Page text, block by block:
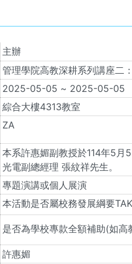
主辦
管理學院高教深耕系列講座二
2025-05-05 ~ 2025-05-05
綜合大樓4313教室
ZA
本系許惠媚副教授於114年5
光電副總經理 張紋祥先生。
專題演講或個人展演
本活動是否屬校務發展綱要
是否為學校專款全額補助(如高
許惠媚